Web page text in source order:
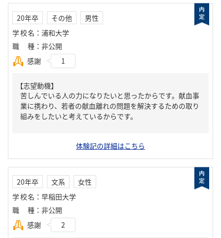
20年卒 その他
男性
学校名 ： 浦和大学
職種 ： 非公開
感謝
1
【志望動機】
苦しんでいる人の力になりたいと思ったからです。献血事
業に携わり、若者の献血離れの問題を解決するための取り
組みをしたいと考えているからです。
体験記の詳細はこちら
20年卒 文系
女性
学校名 ： 早稲田大学
職種 ： 非公開
感謝
2